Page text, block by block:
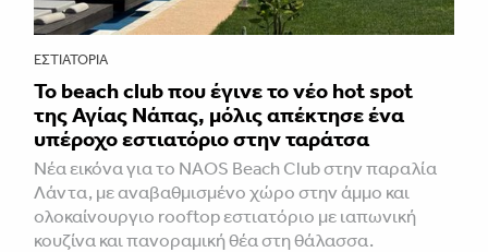
ΕΣΤΙΑΤΌΡΙΑ
Το beach club που έγινε το νέο hot spot
της Αγίας Νάπας, μόλις απέκτησε ένα
υπέροχο εστιατόριο στην ταράτσα
Νέα εικόνα για το NAOS Beach Club στην παραλία
Λάντα, με αναβαθμισμένο χώρο στην άμμο και
ολοκαίνουργιο rooftop εστιατόριο με ιαπωνική
κουζίνα και πανοραμική θέα στη θάλασσα.